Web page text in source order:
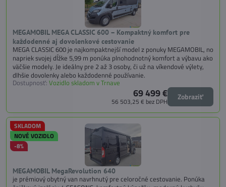
MEGAMOBIL MEGA CLASSIC 600 – Kompaktný komfort pre
každodenné aj dovolenkové cestovanie
MEGA CLASSIC 600 je najkompaktnejší model z ponuky MEGAMOBIL, no
napriek svojej dĺžke 5,99 m ponúka plnohodnotný komfort a výbavu ako
väčšie modely. Je ideálny pre 2 až 3 osoby, či už na víkendové výlety,
dlhšie dovolenky alebo každodenné používanie.
Dostupnosť: Vozidlo skladom v Trnave
69 499 €
56 503,25 € bez DPH Zobraziť
MEGAMOBIL MegaRevolution 640
SKLADOM
NOVÉ VOZIDLO
-8%
je prémiový obytný van navrhnutý pre celoročné cestovanie. Ponúka